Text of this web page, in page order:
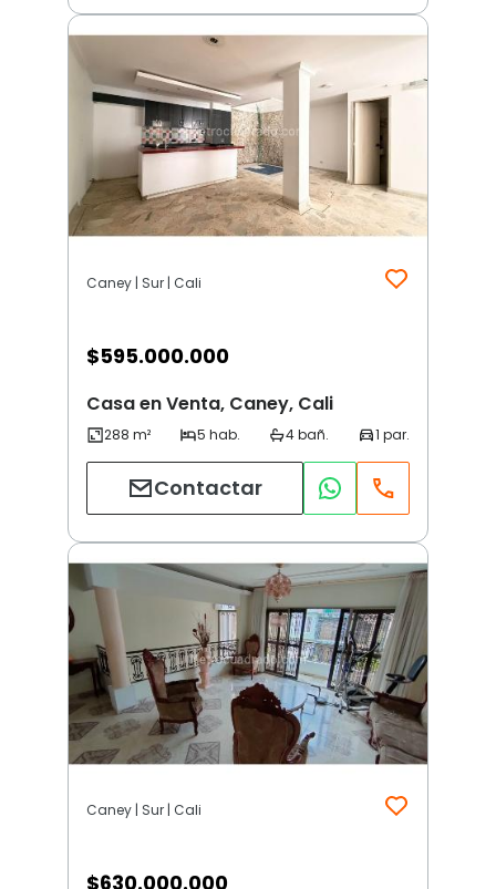
Caney | Sur | Cali
$595.000.000
Casa en Venta, Caney, Cali
Contactar
Caney | Sur | Cali
$630.000.000